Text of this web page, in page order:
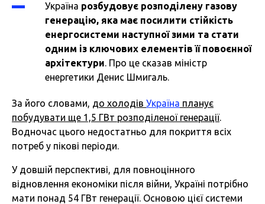
Україна розбудовує розподілену газову
генерацію, яка має посилити стійкість
енергосистеми наступної зими та стати
одним із ключових елементів її повоєнної
архітектури. Про це сказав міністр
енергетики Денис Шмигаль.
За його словами, до холодів Україна планує
побудувати ще 1,5 ГВт розподіленої генерації.
Водночас цього недостатньо для покриття всіх
потреб у пікові періоди.
У довшій перспективі, для повноцінного
відновлення економіки після війни, Україні потрібно
мати понад 54 ГВт генерації. Основою цієї системи